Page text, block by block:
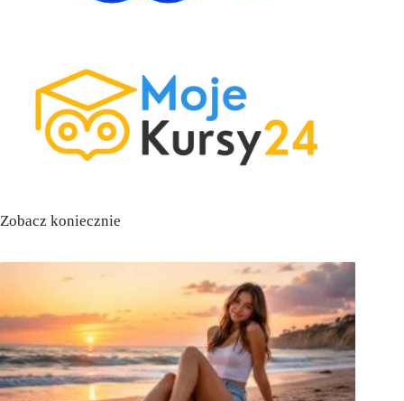
Zobacz koniecznie